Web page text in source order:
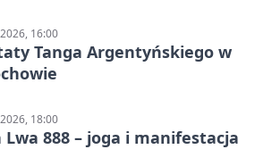
16:00
Tanga Argentyńskiego w
18:00
Lwa 888 – joga i manifestacja